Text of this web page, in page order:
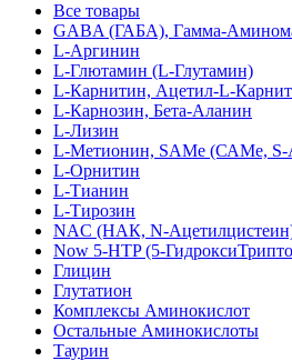
Все товары
GABA (ГАБА), Гамма-
L-Аргинин
L-Глютамин (L-Глутамин)
L-Карнитин, Ацетил-L-
L-Карнозин, Бета-Аланин
L-Лизин
L-Метионин, SAMe (САМе, S-
L-Орнитин
L-Тианин
L-Тирозин
NAC (НАК, N-
Now 5-HTP (5-
Глицин
Глутатион
Комплексы Аминокислот
Остальные Аминокислоты
Таурин